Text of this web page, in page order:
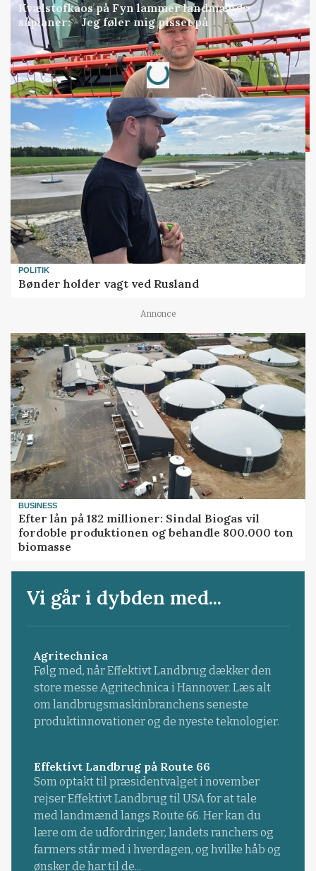
Kvælstofkaos på Fyn lammer landmænds
såplaner: - Jeg føler mig pisset på
Annonce
Loading...
POLITIK
Bønder holder vagt ved Rusland
Annonce
BUSINESS
Efter lån på 182 millioner: Sindal Biogas vil
fordoble produktionen og behandle 800.000 ton
biomasse
Vi går i dybden med...
Agritechnica
Følg med, når Effektivt Landbrug dækker den
store messe Agritechnica i Hannover. Læs alt
om landbrugsmaskinbranchens seneste
produktinnovationer og de nyeste teknologier.
Effektivt Landbrug på Route 66
Som optakt til præsidentvalget i november
rejser Effektivt Landbrug til USA for at tale
med landmænd langs Route 66. Her kan du
lære om de udfordringer, landets ranchers og
farmers står med i hverdagen, og hvilke håb og
ønsker de har til de...